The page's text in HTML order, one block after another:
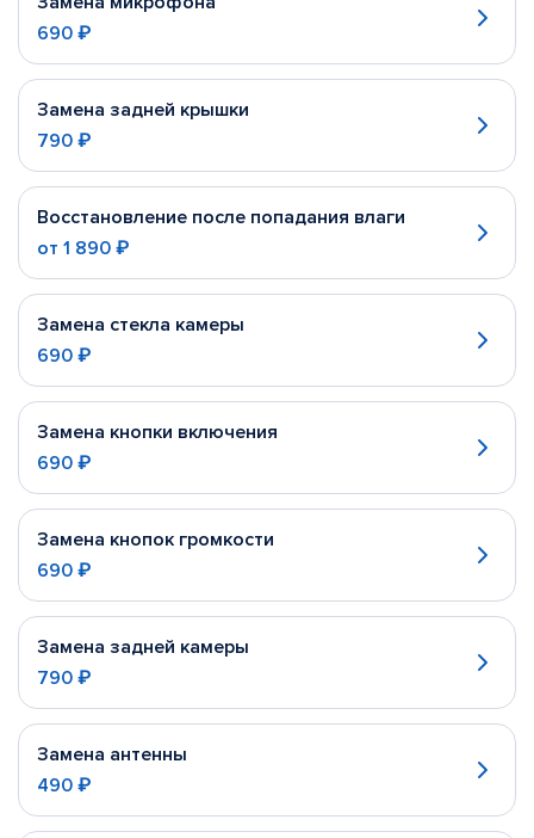
690 ₽
Замена задней крышки
790 ₽
Восстановление после попадания влаги
от 1 890 ₽
Замена стекла камеры
690 ₽
Замена кнопки включения
690 ₽
Замена кнопок громкости
690 ₽
Замена задней камеры
790 ₽
Замена антенны
490 ₽